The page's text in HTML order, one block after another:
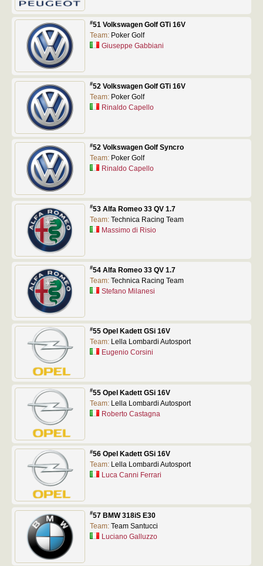
#51 Volkswagen Golf GTi 16V
Team: Poker Golf
Giuseppe Gabbiani
#52 Volkswagen Golf GTi 16V
Team: Poker Golf
Rinaldo Capello
#52 Volkswagen Golf Syncro
Team: Poker Golf
Rinaldo Capello
#53 Alfa Romeo 33 QV 1.7
Team: Technica Racing Team
Massimo di Risio
#54 Alfa Romeo 33 QV 1.7
Team: Technica Racing Team
Stefano Milanesi
#55 Opel Kadett GSi 16V
Team: Lella Lombardi Autosport
Eugenio Corsini
#55 Opel Kadett GSi 16V
Team: Lella Lombardi Autosport
Roberto Castagna
#56 Opel Kadett GSi 16V
Team: Lella Lombardi Autosport
Luca Canni Ferrari
#57 BMW 318iS E30
Team: Team Santucci
Luciano Galluzzo